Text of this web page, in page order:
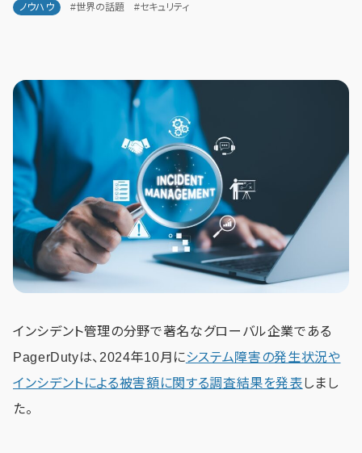
ノウハウ #世界の話題 #セキュリティ
インシデント管理の分野で著名なグローバル企業である
PagerDutyは、2024年10月にシステム障害の発生状況や
インシデントによる被害額に関する調査結果を発表しまし
た。